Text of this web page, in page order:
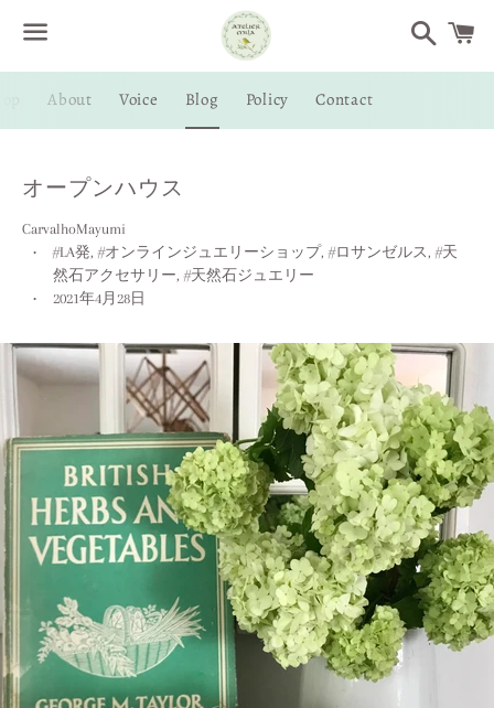
Search
About Voice Blog Policy Contact
オープンハウス
CarvalhoMayumi
#LA発,#オンラインジュエリーショップ,#ロサンゼルス ,#天
然石アクセサリー,#天然石ジュエリー
2021年4月28日